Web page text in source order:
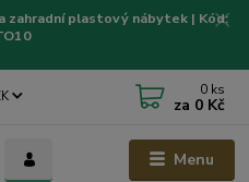
zahradní plastový nábytek | Kód:
Menu
0 ks
za 0 Kč